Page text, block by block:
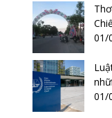
01/
01/